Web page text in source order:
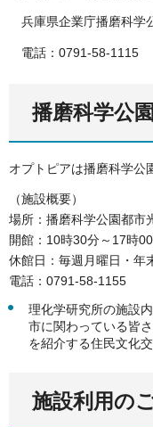
兵庫県企業庁播磨科学
電話：0791-58-1115
播磨科学公
オプトピアは播磨科学公
（施設概要）
場所：播磨科学公園都市
開館：10時30分～17時
休館日：毎週月曜日・年
電話：0791-58-1155
理化学研究所の施設
市に関わっている皆
を紹介する住民文化
施設利用の